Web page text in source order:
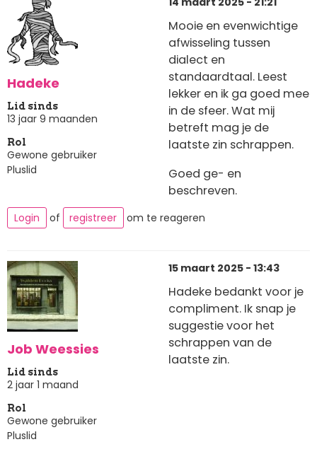
Hadeke
Lid sinds
13 jaar 9 maanden
Rol
Gewone gebruiker
Pluslid
Mooie en evenwichtige
afwisseling tussen
dialect en
standaardtaal. Leest
lekker en ik ga goed mee
in de sfeer. Wat mij
betreft mag je de
laatste zin schrappen.
Goed ge- en
beschreven.
Login of registreer om te reageren
Job Weessies
Lid sinds
2 jaar 1 maand
Rol
Gewone gebruiker
Pluslid
15 maart 2025 - 13:43
Hadeke bedankt voor je
compliment. Ik snap je
suggestie voor het
schrappen van de
laatste zin.